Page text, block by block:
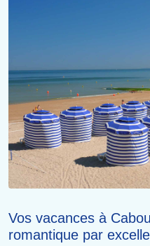
Vos vacances à
romantique par